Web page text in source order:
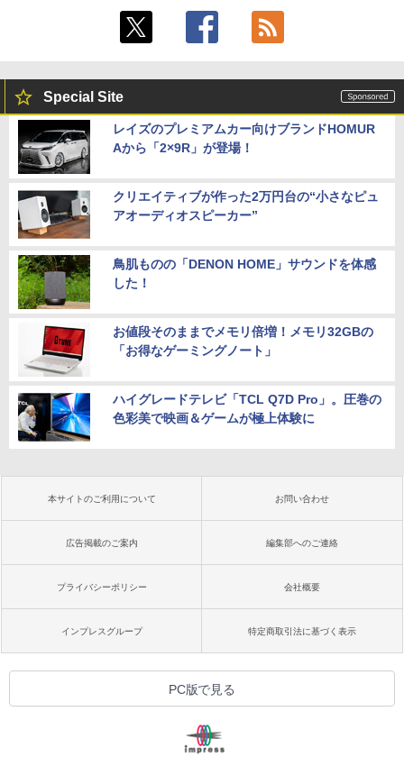
Special Site
レイズのプレミアムカー向けブランドHOMUR
Aから「2×9R」が登場！
クリエイティブが作った2万円台の“小さなピュ
アオーディオスピーカー”
鳥肌ものの「DENON HOME」サウンドを体感
した！
お値段そのままでメモリ倍増！メモリ32GBの
「お得なゲーミングノート」
ハイグレードテレビ「TCL Q7D Pro」。圧巻の
色彩美で映画＆ゲームが極上体験に
本サイトのご利用について お問い合わせ
広告掲載のご案内 編集部へのご連絡
プライバシーポリシー 会社概要
インプレスグループ 特定商取引法に基づく表示
PC版で見る